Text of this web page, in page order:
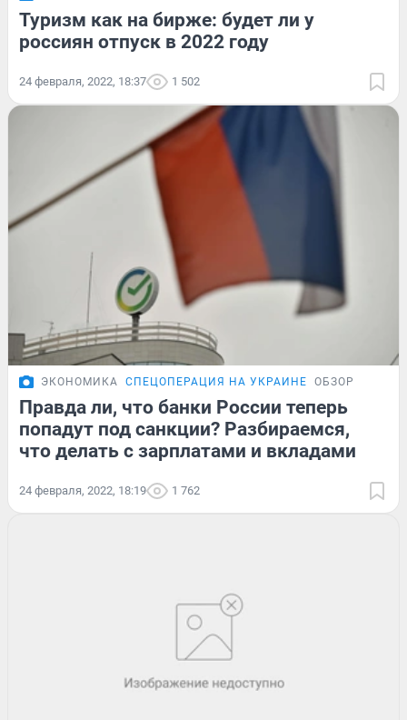
Туризм как на бирже: будет ли у
россиян отпуск в 2022 году
24 февраля, 2022, 18:37 1 502
ЭКОНОМИКА СПЕЦОПЕРАЦИЯ НА УКРАИНЕ ОБЗОР
Правда ли, что банки России теперь
попадут под санкции? Разбираемся,
что делать с зарплатами и вкладами
24 февраля, 2022, 18:19 1 762